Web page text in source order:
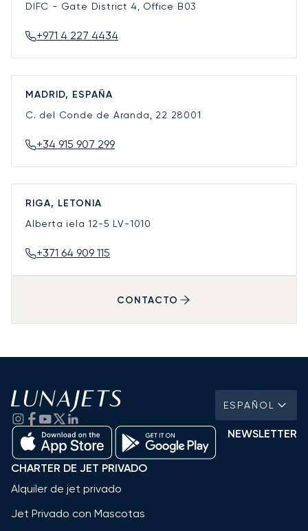
DIFC - Gate District 4, Office B03
+971 4 227 4434
MADRID, ESPAÑA
C. del Conde de Aranda, 22 28001
+34 915 907 299
RIGA, LETONIA
Alberta iela 12-5 LV-1010
+371 64 909 115
CONTACTO
ESPAÑOL
NEWSLETTER
CHARTER DE JET PRIVADO
Alquiler de jet privado
Jet Privado con Mascotas